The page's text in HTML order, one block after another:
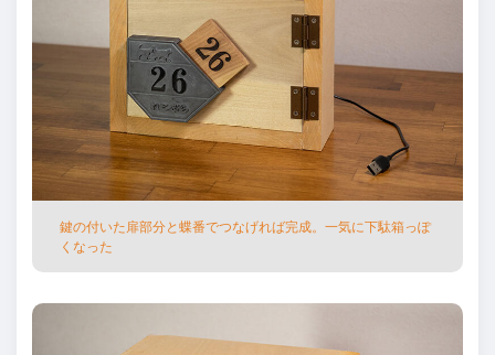
鍵の付いた扉部分と蝶番でつなげれば完成。⼀気に下駄箱っぽ
くなった